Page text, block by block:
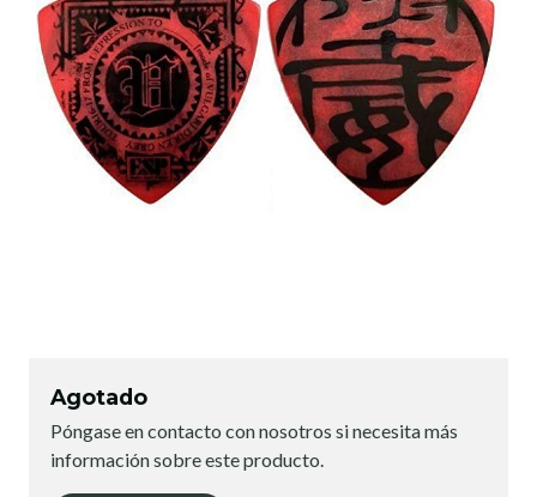
Agotado
Póngase en contacto con nosotros si necesita más
información sobre este producto.